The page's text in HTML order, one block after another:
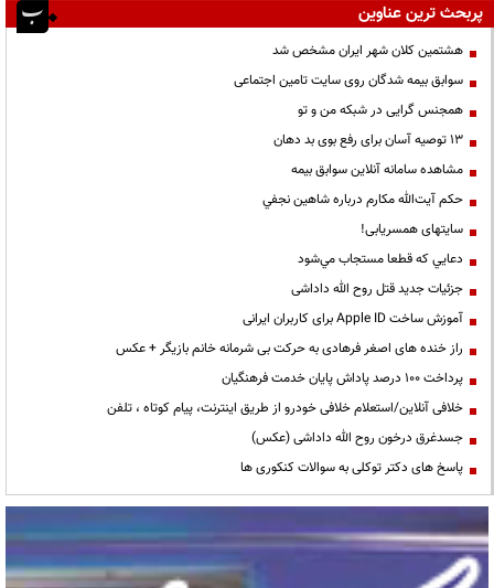
پربحث ترین عناوین
هشتمین کلان شهر ایران مشخص شد
سوابق بیمه شدگان روی سایت تامین اجتماعی
همجنس گرایی در شبکه من و تو
13 توصیه آسان برای رفع بوی بد دهان
مشاهده سامانه آنلاين سوابق بیمه
حكم آيت‌الله مكارم درباره شاهين نجفي
سایتهای همسریابی!
دعايي كه قطعا مستجاب مي‌شود
جزئیات جدید قتل روح الله داداشی
آموزش ساخت Apple ID برای کاربران ایرانی
راز خنده های اصغر فرهادی به حرکت بی شرمانه خانم بازیگر + عکس
پرداخت ۱۰۰ درصد پاداش پایان خدمت فرهنگیان
خلافی آنلاین/استعلام خلافی خودرو از طریق اینترنت، پیام کوتاه ، تلفن
جسدغرق درخون روح الله داداشی (عکس)
پاسخ های دکتر توکلی به سوالات کنکوری ها